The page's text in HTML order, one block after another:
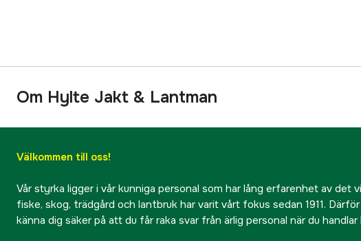
Om Hylte Jakt & Lantman
Välkommen till oss!
Vår styrka ligger i vår kunniga personal som har lång erfarenhet av det
fiske, skog, trädgård och lantbruk har varit vårt fokus sedan 1911.
känna dig säker på att du får raka svar från ärlig personal när du